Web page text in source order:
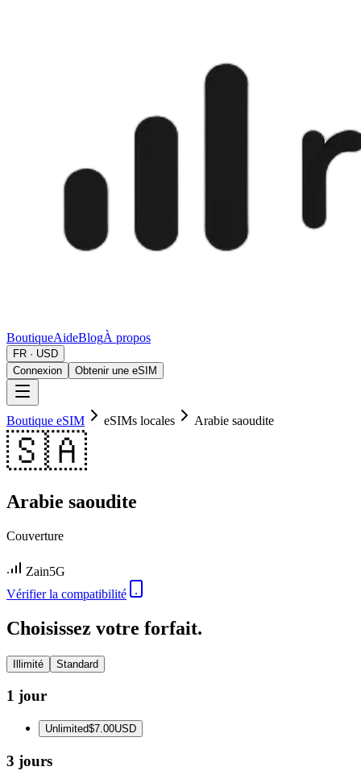
BoutiqueAideBlogÀ propos
FR · USD
Connexion
Obtenir une eSIM
Boutique eSIM eSIMs locales Arabie saoudite
🇸🇦
Arabie saoudite
Couverture
Zain5G
Vérifier la compatibilité
Choisissez votre forfait.
Illimité Standard
1 jour
Unlimited$7.00USD
3 jours